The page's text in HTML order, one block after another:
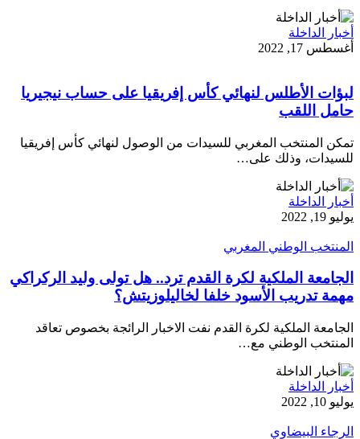
أخبار الداخلة
أغسطس 17, 2022
لبؤات الأطلس لنهائي كأس إفريقيا على حساب نيجيريا
حامل اللقب
تمكن المنتخب المغربي للسيدات من الوصول لنهائي كأس إفريقيا
للسيدات، وذلك على…
أخبار الداخلة
يوليو 19, 2022
المنتخب الوطني المغربي
الجامعة الملكية لكرة القدم ترد.. هل تولى وليد الركراكي
مهمة تدريب الأسود خلفا لخاليلوزيتش؟
الجامعة الملكية لكرة القدم نفت الاخبار الرائجة بخصوص تعاقد
المنتخب الوطني مع…
أخبار الداخلة
يوليو 10, 2022
الرجاء البيضاوي